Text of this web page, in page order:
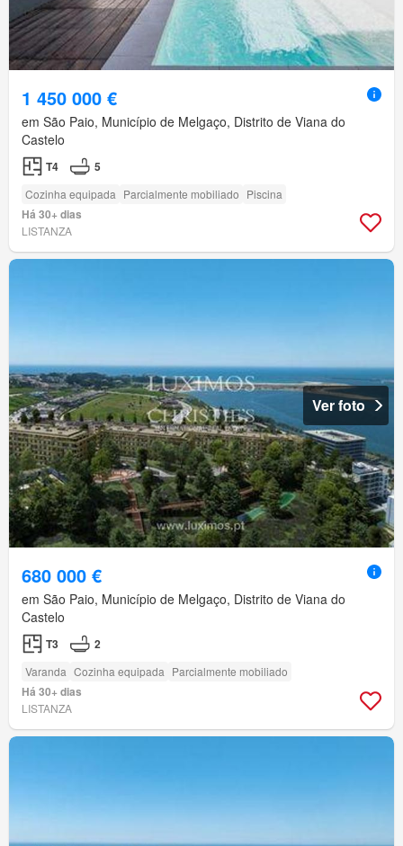
1 450 000 €
em São Paio, Município de Melgaço, Distrito de Viana do
Castelo
T4 5
Cozinha equipada Parcialmente mobiliado Piscina
Há 30+ dias
LISTANZA
Ver foto
680 000 €
em São Paio, Município de Melgaço, Distrito de Viana do
Castelo
T3 2
Varanda Cozinha equipada Parcialmente mobiliado
Há 30+ dias
LISTANZA